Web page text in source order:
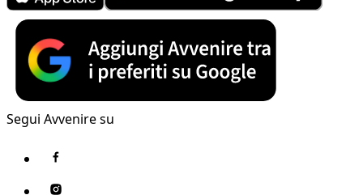
Segui Avvenire su